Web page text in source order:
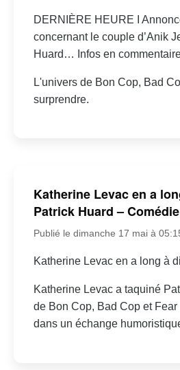
DERNIÈRE HEURE I
concernant le couple d’Anik
Huard… Infos en
L'univers de Bon Cop, Bad
surprendre.
Katherine Levac en a
Patrick Huard –
Publié le dimanche 17 mai à
Katherine Levac en a long à
Katherine Levac a taquiné
de Bon Cop, Bad Cop et
dans un échange